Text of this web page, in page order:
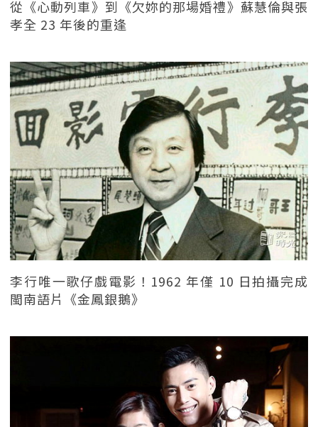
從《心動列車》到《欠妳的那場婚禮》蘇慧倫與張
孝全 23 年後的重逢
李行唯一歌仔戲電影！1962 年僅 10 日拍攝完成
閩南語片《金鳳銀鵝》